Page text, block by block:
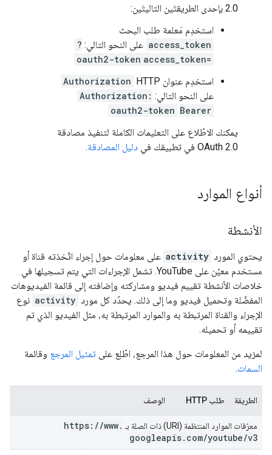
2.0 بإحدى الطريقتَين التاليتَين:
استخدِم مَعلمة طلب البحث
access_token على النحو التالي: ?
access_token=
oauth2-token
استخدِم عنوان HTTP
Authorization
على النحو التالي: Authorization:
Bearer
oauth2-token
يمكنك الاطّلاع على التعليمات الكاملة لتنفيذ مصادقة
OAuth 2.0 في تطبيقك في
دليل المصادقة.
أنواع الموارد
الأنشطة
يحتوي المورد activity على معلومات حول إجراء اتّخذته قناة أو
مستخدم معيّن على YouTube. تشمل الإجراءات التي يتم تسجيلها في
خلاصات الأنشطة تقييم فيديو ومشاركته وإضافته إلى قائمة الفيديوهات
المفضّلة وتحميل فيديو وما إلى ذلك. يحدّد كل مورد activity نوع
الإجراء والقناة المرتبطة به والموارد المرتبطة به، مثل الفيديو الذي تم
تقييمه أو تحميله.
لمزيد من المعلومات حول هذا المرجع، اطّلِع على تمثيل المرجع وقائمة
السمات.
الطريقة طلب HTTP الوصف
معرّفات الموارد المنتظمة (URI) ذات الصلة بـ https: //www.
googleapis. com/youtube/v3